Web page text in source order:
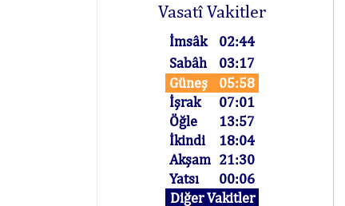
Vasatî Vakitler
İmsâk
02:44
Sabâh
03:17
Güneş
05:58
İşrak
07:01
Öğle
13:57
İkindi
18:04
Akşam 21:30
Yatsı
00:06
Diğer Vakitler